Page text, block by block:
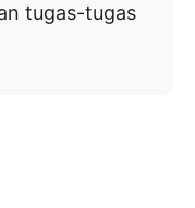
tugas-tugas